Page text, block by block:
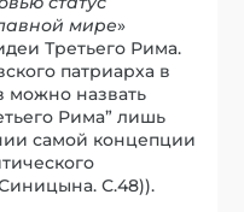
мире»
Третьего Рима.
патриарха в
можно назвать
Рима” лишь
самой концепции
С.48)).